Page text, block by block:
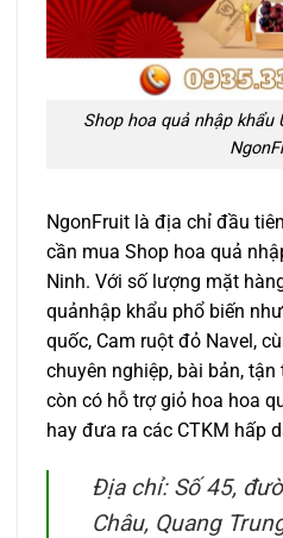
Shop hoa quả nhập khẩu
NgonFruit là địa chỉ đầu
cần mua Shop hoa quả
Ninh. Với số lượng mặt
quảnhập khẩu phổ biến
quốc, Cam ruột đỏ Navel,
chuyên nghiệp, bài bản,
còn có hỗ trợ giỏ hoa hoa
hay đưa ra các CTKM hấp
Địa chỉ: Số 45,
Châu, Quang